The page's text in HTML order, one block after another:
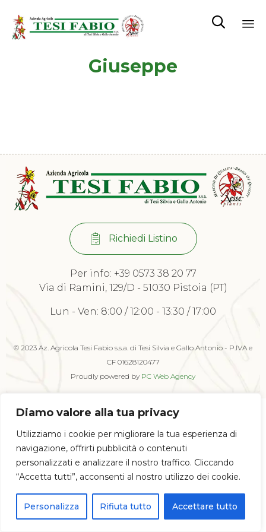
Diamo valore alla tua privacy
Utilizziamo i cookie per migliorare la tua esperienza di
navigazione, offrirti pubblicità o contenuti
personalizzati e analizzare il nostro traffico. Cliccando
“Accetta tutti”, acconsenti al nostro utilizzo dei cookie.
Personalizza Rifiuta tutto Accettare tutto

Giuseppe
Richiedi Listino
Per info: +39 0573 38 20 77
Via di Ramini, 129/D - 51030 Pistoia (PT)
Lun - Ven: 8:00 / 12:00 - 13:30 / 17:00
© 2023 Az. Agricola Tesi Fabio s.s.a. di Tesi Silvia e Gallo Antonio - P.IVA e
CF 01628120477
Proudly powered by PC Web Agency